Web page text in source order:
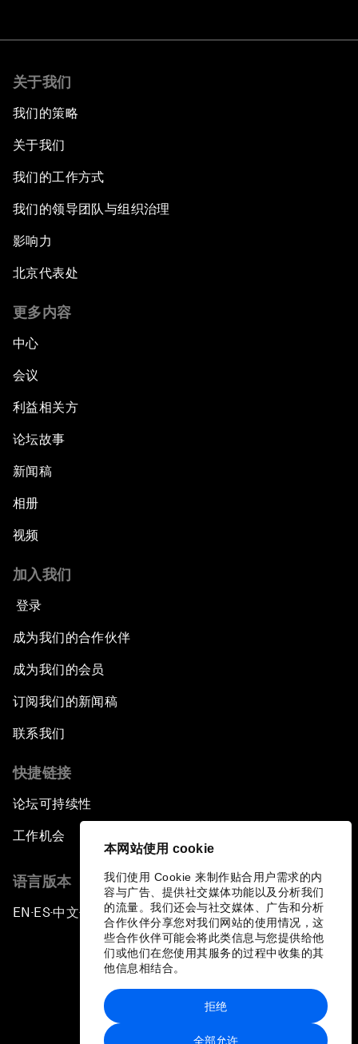
本网站使用 cookie
我们使用 Cookie 来制作贴合用户需求的内
容与广告、提供社交媒体功能以及分析我们
的流量。我们还会与社交媒体、广告和分析
合作伙伴分享您对我们网站的使用情况，这
些合作伙伴可能会将此类信息与您提供给他
们或他们在您使用其服务的过程中收集的其
他信息相结合。
全部允许
拒绝
关于我们
我们的策略
关于我们
我们的工作方式
我们的领导团队与组织治理
影响力
北京代表处
更多内容
中心
会议
利益相关方
论坛故事
新闻稿
相册
视频
加入我们
登录
成为我们的合作伙伴
成为我们的会员
订阅我们的新闻稿
联系我们
快捷链接
论坛可持续性
工作机会
语言版本
EN ▪ ES▪中文▪ 日本語